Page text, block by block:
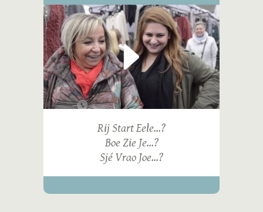
Rij Start Eele...?
Boe Zie Je...?
Sjé Vrao Joe...?